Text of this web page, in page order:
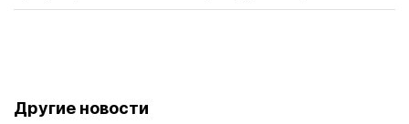
Другие новости